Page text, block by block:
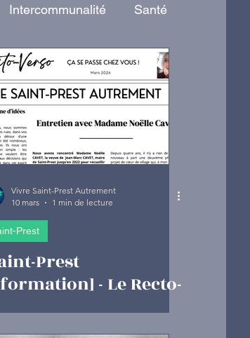
Intercommunalité Santé
Vie scolaire
AGRICULTEUR SÉCURITÉ
Vivre Saint-Prest Autrement
10 mars
1 min de lecture
Prest
Prest
- Le Recto-
de Mars 2026 est
!